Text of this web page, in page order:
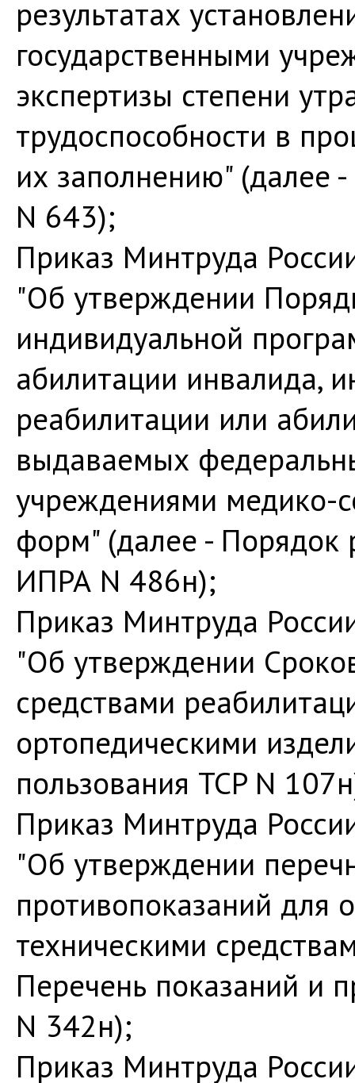
результатах
государственными
экспертизы степени
трудоспособности в
их заполнению"
N 643);
Приказ Минтруда
"Об утверждении
индивидуальной
абилитации инвалида,
реабилитации или
выдаваемых
учреждениями медико-
форм" (далее - Порядок
ИПРА N 486н);
Приказ Минтруда
"Об утверждении
средствами
ортопедическими
пользования TCP N
Приказ Минтруда
"Об утверждении
противопоказаний для
техническими
Перечень показаний и
N 342н);
Приказ Минтруда